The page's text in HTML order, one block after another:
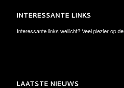
INTERESSANTE LINKS
Interessante links wellicht? Veel plezier op
LAATSTE NIEUWS